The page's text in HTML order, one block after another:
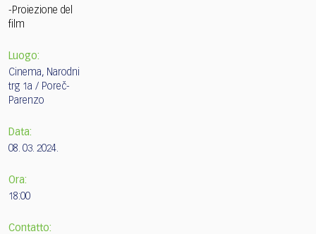
-Proiezione del
film
Luogo:
Cinema, Narodni
trg 1a / Poreč-
Parenzo
Data:
08. 03. 2024.
Ora:
18:00
Contatto: